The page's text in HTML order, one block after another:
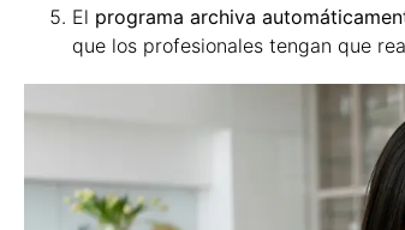
El programa archiva
que los profesionales tengan que